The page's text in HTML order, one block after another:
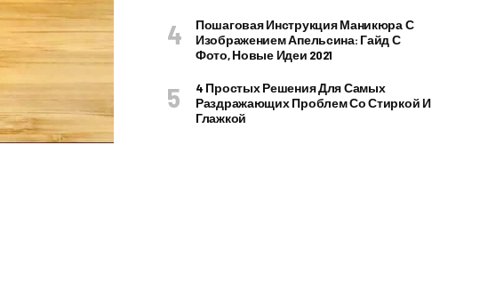
Пошаговая Инструкция Маникюра С
Изображением Апельсина: Гайд С
Фото, Новые Идеи 2021
4 Простых Решения Для Самых
Раздражающих Проблем Со Стиркой И
Глажкой